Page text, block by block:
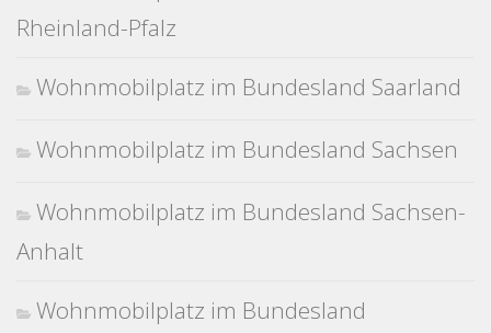
Rheinland-Pfalz
Wohnmobilplatz im Bundesland Saarland
Wohnmobilplatz im Bundesland Sachsen
Wohnmobilplatz im Bundesland Sachsen-
Anhalt
Wohnmobilplatz im Bundesland